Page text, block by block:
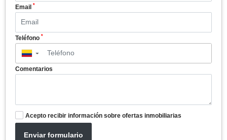
Email *
Teléfono *
▼
Comentarios
Acepto recibir información sobre ofertas inmobiliarias
Enviar formulario